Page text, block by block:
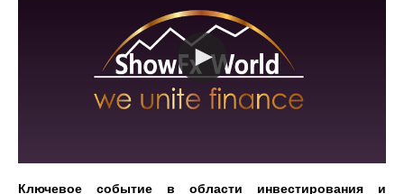
Ключевое событие в области инвестирования и